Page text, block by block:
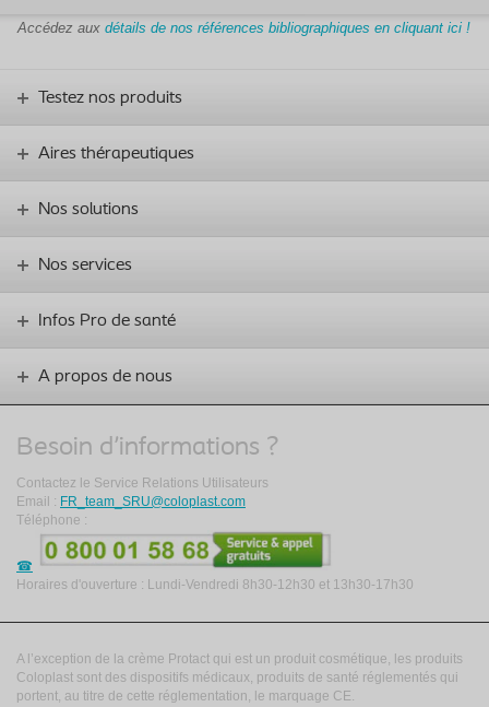
Accédez aux détails de nos références bibliographiques en cliquant ici !
Testez nos produits
Aires thérapeutiques
Nos solutions
Nos services
Infos Pro de santé
A propos de nous
Besoin d'informations ?
Contactez le Service Relations Utilisateurs
Email : FR_team_SRU@coloplast.com
Téléphone :
Horaires d'ouverture : Lundi-Vendredi 8h30-12h30 et 13h30-17h30
A l’exception de la crème Protact qui est un produit cosmétique, les produits
Coloplast sont des dispositifs médicaux, produits de santé réglementés qui
portent, au titre de cette réglementation, le marquage CE.